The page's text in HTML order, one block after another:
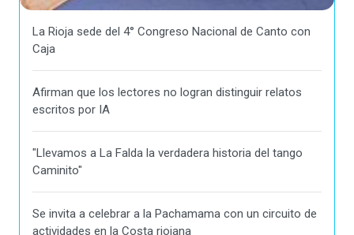
La Rioja sede del 4° Congreso Nacional de Canto con
Caja
Afirman que los lectores no logran distinguir relatos
escritos por IA
"Llevamos a La Falda la verdadera historia del tango
Caminito"
Se invita a celebrar a la Pachamama con un circuito de
actividades en la Costa riojana